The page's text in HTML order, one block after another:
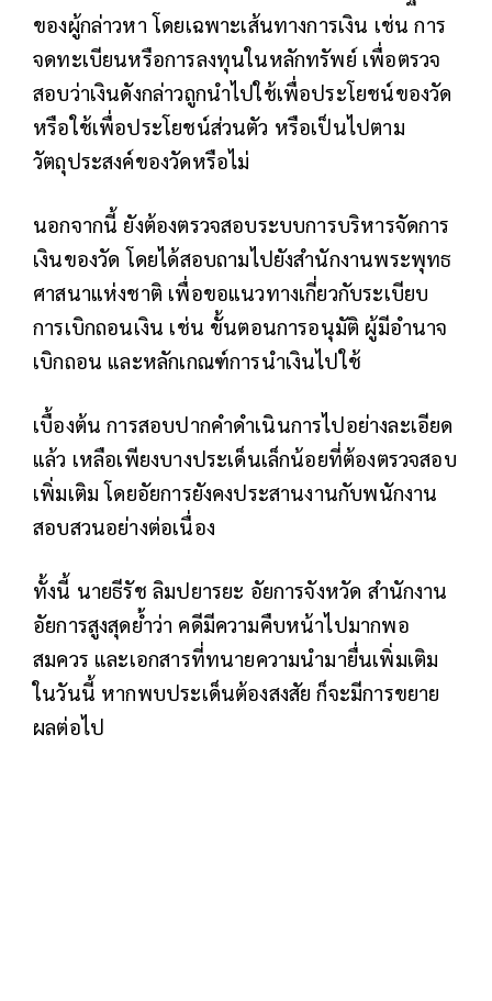
ของผู้กล่าวหา โดยเฉพาะเส้นทางการเงิน เช่น การ
จดทะเบียนหรือการลงทุนในหลักทรัพย์ เพื่อตรวจ
สอบว่าเงินดังกล่าวถูกนำไปใช้เพื่อประโยชน์ของวัด
หรือใช้เพื่อประโยชน์ส่วนตัว หรือเป็นไปตาม
วัตถุประสงค์ของวัดหรือไม่
นอกจากนี้ ยังต้องตรวจสอบระบบการบริหารจัดการ
เงินของวัด โดยได้สอบถามไปยังสำนักงานพระพุทธ
ศาสนาแห่งชาติ เพื่อขอแนวทางเกี่ยวกับระเบียบ
การเบิกถอนเงิน เช่น ขั้นตอนการอนุมัติ ผู้มีอำนาจ
เบิกถอน และหลักเกณฑ์การนำเงินไปใช้
เบื้องต้น การสอบปากคำดำเนินการไปอย่างละเอียด
แล้ว เหลือเพียงบางประเด็นเล็กน้อยที่ต้องตรวจสอบ
เพิ่มเติม โดยอัยการยังคงประสานงานกับพนักงาน
สอบสวนอย่างต่อเนื่อง
ทั้งนี้ นายธีรัช ลิมปยารยะ อัยการจังหวัด สำนักงาน
อัยการสูงสุดย้ำว่า คดีมีความคืบหน้าไปมากพอ
สมควร และเอกสารที่ทนายความนำมายื่นเพิ่มเติม
ในวันนี้ หากพบประเด็นต้องสงสัย ก็จะมีการขยาย
ผลต่อไป